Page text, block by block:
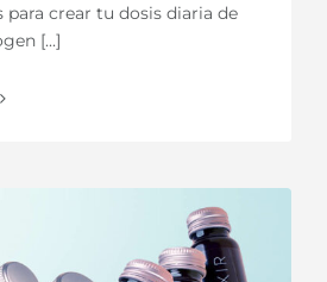
crear tu dosis diaria de
[...]